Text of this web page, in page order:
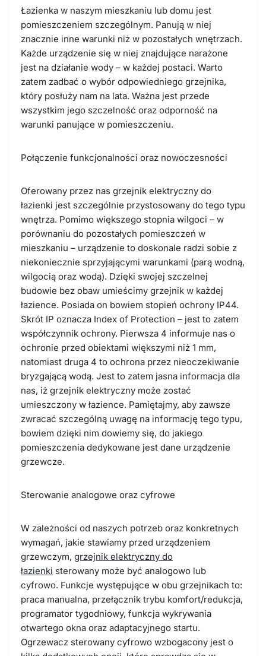
Łazienka w naszym mieszkaniu lub domu jest
pomieszczeniem szczególnym. Panują w niej
znacznie inne warunki niż w pozostałych wnętrzach.
Każde urządzenie się w niej znajdujące narażone
jest na działanie wody – w każdej postaci. Warto
zatem zadbać o wybór odpowiedniego grzejnika,
który posłuży nam na lata. Ważna jest przede
wszystkim jego szczelność oraz odporność na
warunki panujące w pomieszczeniu.
Połączenie funkcjonalności oraz nowoczesności
Oferowany przez nas grzejnik elektryczny do
łazienki jest szczególnie przystosowany do tego typu
wnętrza. Pomimo większego stopnia wilgoci – w
porównaniu do pozostałych pomieszczeń w
mieszkaniu – urządzenie to doskonale radzi sobie z
niekoniecznie sprzyjającymi warunkami (parą wodną,
wilgocią oraz wodą). Dzięki swojej szczelnej
budowie bez obaw umieścimy grzejnik w każdej
łazience. Posiada on bowiem stopień ochrony IP44.
Skrót IP oznacza Index of Protection – jest to zatem
współczynnik ochrony. Pierwsza 4 informuje nas o
ochronie przed obiektami większymi niż 1 mm,
natomiast druga 4 to ochrona przez nieoczekiwanie
bryzgającą wodą. Jest to zatem jasna informacja dla
nas, iż grzejnik elektryczny może zostać
umieszczony w łazience. Pamiętajmy, aby zawsze
zwracać szczególną uwagę na informację tego typu,
bowiem dzięki nim dowiemy się, do jakiego
pomieszczenia dedykowane jest dane urządzenie
grzewcze.
Sterowanie analogowe oraz cyfrowe
W zależności od naszych potrzeb oraz konkretnych
wymagań, jakie stawiamy przed urządzeniem
grzewczym, grzejnik elektryczny do
łazienki sterowany może być analogowo lub
cyfrowo. Funkcje występujące w obu grzejnikach to:
praca manualna, przełącznik trybu komfort/redukcja,
programator tygodniowy, funkcja wykrywania
otwartego okna oraz adaptacyjnego startu.
Ogrzewacz sterowany cyfrowo wzbogacony jest o